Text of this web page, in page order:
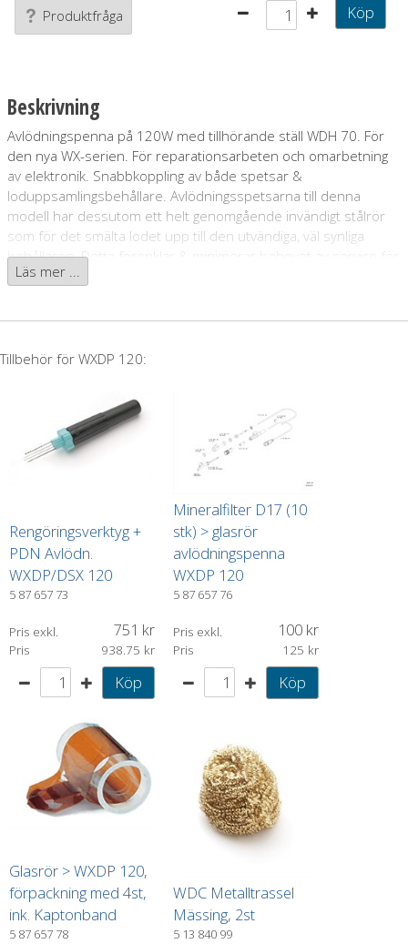
Produktfråga Köp
Beskrivning
Avlödningspenna på 120W med tillhörande ställ WDH 70. För
den nya WX-serien. För reparationsarbeten och omarbetning
av elektronik. Snabbkoppling av både spetsar &
loduppsamlingsbehållare. Avlödningsspetsarna till denna
modell har dessutom ett helt genomgående invändigt stålrör
som för det smälta lodet upp till den utvändiga, väl synliga
behållaren. Detta förenklar & minimerar behovet av service för
verktyget! Givetvis har WXDP 120 som alla verktyg i WX-serien
man rör det och därefter låter det gå tillbaka i
Läs mer ...
Tillbehör för WXDP 120:
Rengöringsverktyg +
PDN Avlödn.
WXDP/DSX 120
5 87 657 73
Pris exkl. 751
Pris 938.75
Köp
Mineralfilter D17 (10
stk) > glasrör
avlödningspenna
WXDP 120
5 87 657 76
Pris exkl. 100
Pris 125
Köp
Glasrör > WXDP 120,
förpackning med 4st,
ink. Kaptonband
5 87 657 78
WDC Metalltrassel
Mässing, 2st
5 13 840 99